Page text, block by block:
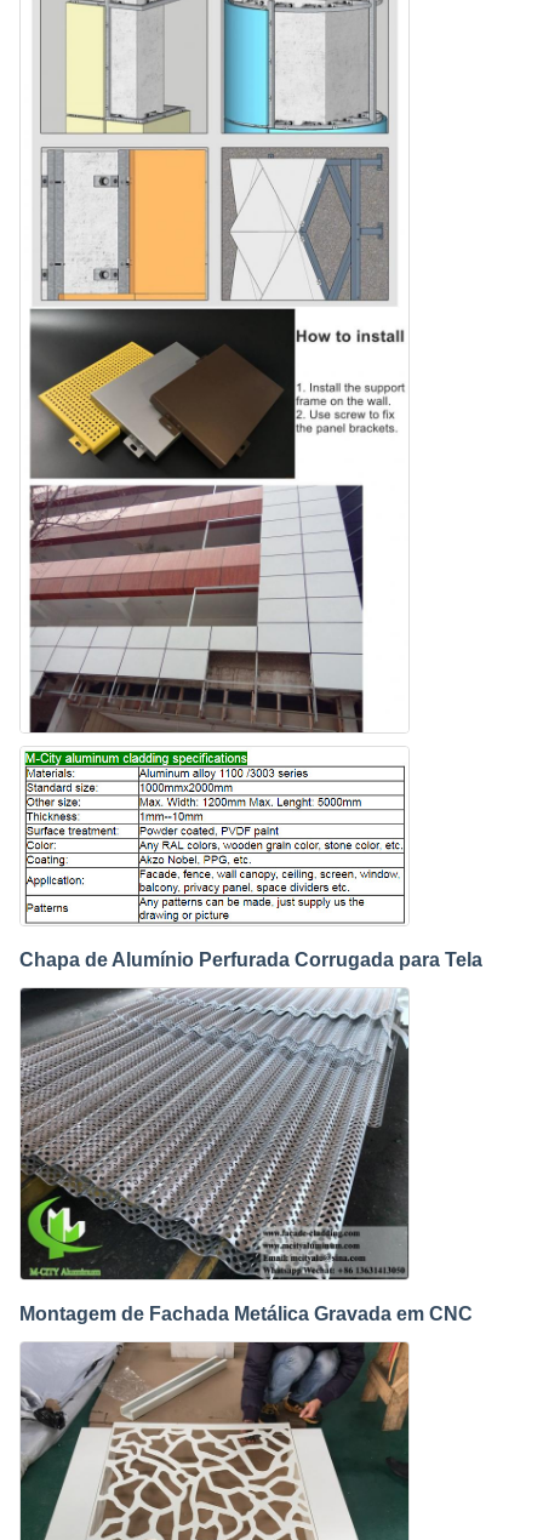
Chapa de Alumínio Perfurada Corrugada para Tela
Montagem de Fachada Metálica Gravada em CNC